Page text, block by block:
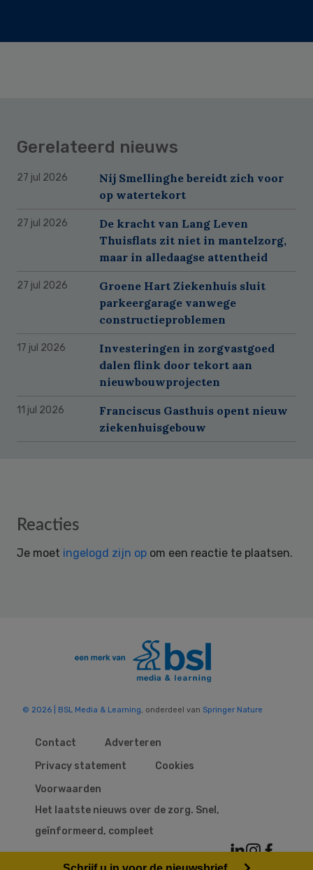
Gerelateerd nieuws
27 jul 2026
Nij Smellinghe bereidt zich voor
op watertekort
27 jul 2026
De kracht van Lang Leven
Thuisflats zit niet in mantelzorg,
maar in alledaagse attentheid
27 jul 2026
Groene Hart Ziekenhuis sluit
parkeergarage vanwege
constructieproblemen
17 jul 2026
Investeringen in zorgvastgoed
dalen flink door tekort aan
nieuwbouwprojecten
11 jul 2026
Franciscus Gasthuis opent nieuw
ziekenhuisgebouw
Reader
Reacties
Je moet ingelogd zijn op om een reactie te plaatsen.
© 2026 | BSL Media & Learning, onderdeel van Springer Nature
Contact
Adverteren
Privacy statement
Cookies
Voorwaarden
Het laatste nieuws over de zorg. Snel,
geïnformeerd, compleet